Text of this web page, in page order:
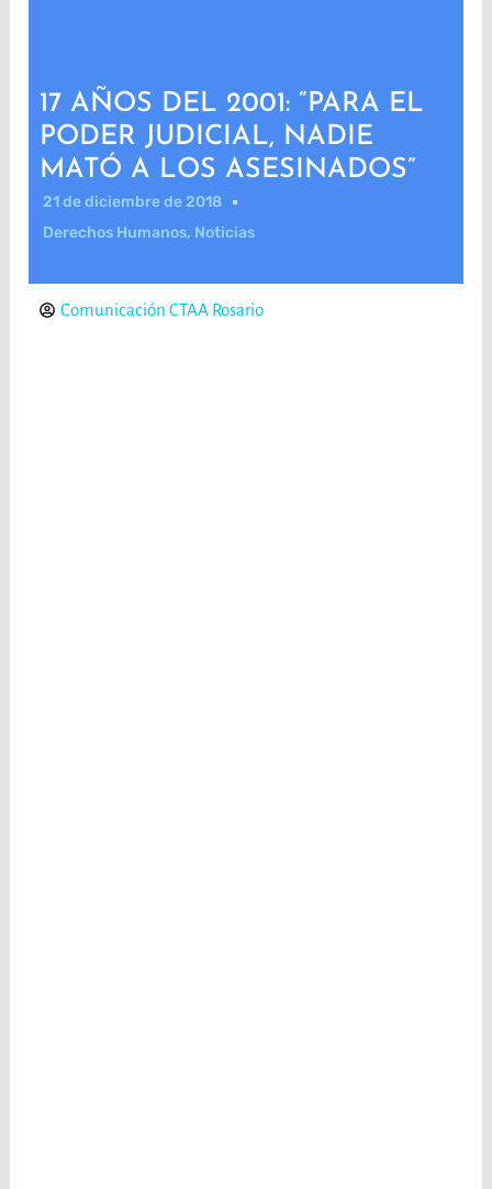
17 AÑOS DEL 2001: “PARA EL
PODER JUDICIAL, NADIE
MATÓ A LOS ASESINADOS”
21 de diciembre de 2018
Derechos Humanos, Noticias
Comunicación CTAA Rosario